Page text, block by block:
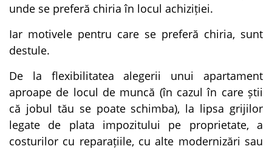
unde se preferă chiria în locul achiziției.
Iar motivele pentru care se preferă chiria, sunt
destule.
De la flexibilitatea alegerii unui apartament
aproape de locul de muncă (în cazul în care știi
că jobul tău se poate schimba), la lipsa grijilor
legate de plata impozitului pe proprietate, a
costurilor cu reparațiile, cu alte modernizări sau